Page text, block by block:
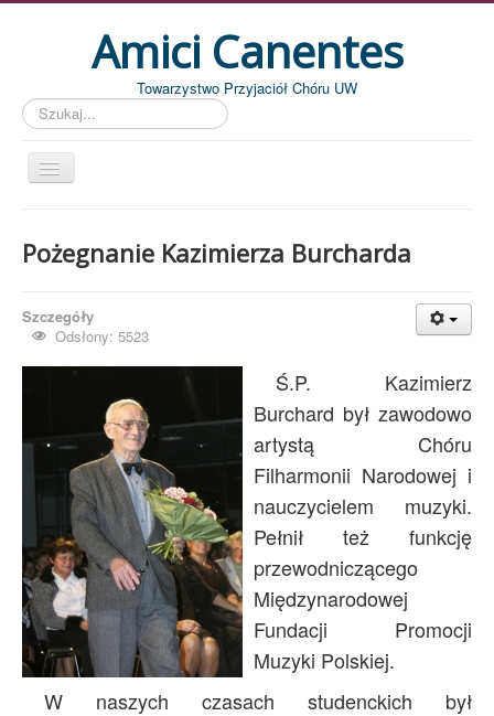
Amici Canentes
Towarzystwo Przyjaciół Chóru UW
Szukaj...
Aktualności
Koncerty
Piszemy
Pożegnania
Zdjęcia
Dyrygenci
Archiwum
O nas
Statut TPChUW
Kontakt
Pożegnanie Kazimierza Burcharda
Szczegóły
Odsłony: 5523
Ś.P. Kazimierz
Burchard był zawodowo
artystą Chóru
Filharmonii Narodowej i
nauczycielem muzyki.
Pełnił też funkcję
przewodniczącego
Międzynarodowej
Fundacji Promocji
Muzyki Polskiej.
W naszych czasach studenckich był